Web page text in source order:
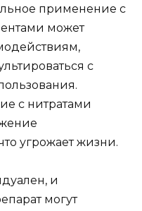
применение с
может
с
с нитратами
угрожает жизни.
и
могут